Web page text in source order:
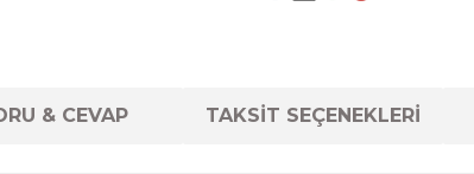
& CEVAP TAKSİT SEÇENEKLERİ